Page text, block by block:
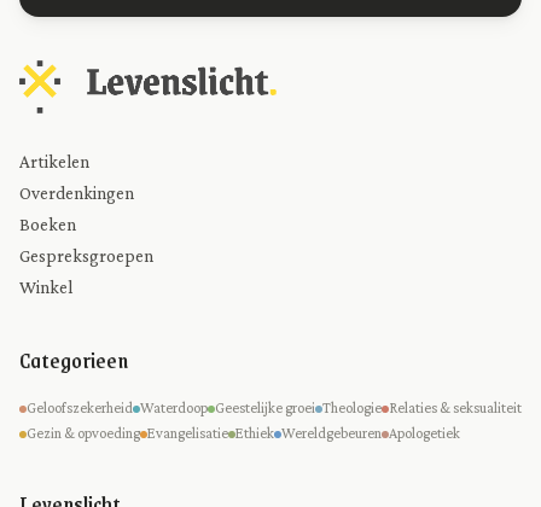
Artikelen
Overdenkingen
Boeken
Gespreksgroepen
Winkel
Categorieen
Geloofszekerheid Waterdoop Geestelijke groei Theologie Relaties & seksualiteit
Gezin & opvoeding Evangelisatie Ethiek Wereldgebeuren Apologetiek